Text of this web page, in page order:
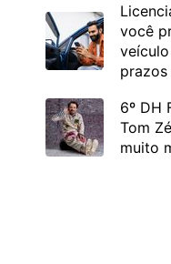
você
6º DH
Tom
muito